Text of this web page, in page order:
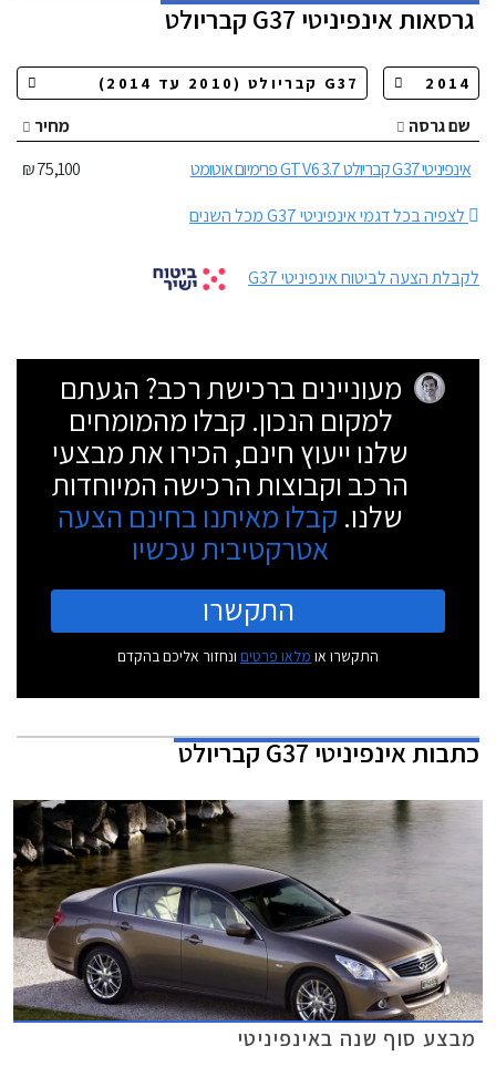
גרסאותאינפיניטי G37 קבריולט
שם גרסה
מחיר
אינפיניטי G37 קבריולט 3.7 GT V6 פרימיום אוטומט
75,100 ₪
לצפיה בכל דגמי אינפיניטי G37 מכל השנים
לקבלת הצעה לביטוח אינפיניטי G37
מעוניינים ברכישת רכב? הגעתם
למקום הנכון. קבלו מהמומחים
שלנו ייעוץ חינם, הכירו את מבצעי
הרכב וקבוצות הרכישה המיוחדות
שלנו. קבלו מאיתנו בחינם הצעה
אטרקטיבית עכשיו
התקשרו
התקשרו או מלאו פרטים ונחזור אליכם בהקדם
כתבותאינפיניטי G37 קבריולט
מבצע סוף שנה באינפיניטי